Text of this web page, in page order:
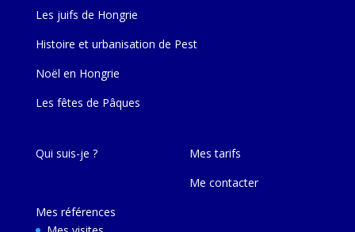
Les juifs de Hongrie
Histoire et urbanisation de Pest
Noël en Hongrie
Les fêtes de Pâques
Qui suis-je ?
Mes références
Mes tarifs
Me contacter